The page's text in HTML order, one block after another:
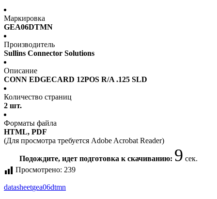
Маркировка
GEA06DTMN
Производитель
Sullins Connector Solutions
Описание
CONN EDGECARD 12POS R/A .125 SLD
Количество страниц
2 шт.
Форматы файла
HTML, PDF
(Для просмотра требуется Adobe Acrobat Reader)
Подождите, идет подготовка к скачиванию: 9 сек.
Просмотрено: 239
datasheetgea06dtmn